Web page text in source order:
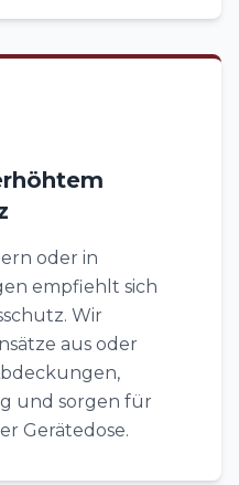
oder in
empfiehlt sich
Wir
aus oder
und sorgen für
Gerätedose.